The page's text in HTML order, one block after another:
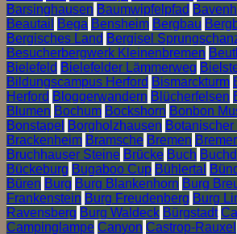
Barsinghausen Baumwipfelpfad
Beautail
Bega Bensheim Bergbau
Bergisches Land Bergisel
Besucherbergwerk Kleinenbremen
Bielefeld Bielefelder Lämmerweg
Bildungscampus Herford Bismarckturm
Herford Bloggerwandern Blücherfelsen
Blumen Bochum Bockshorn Bonbon
Bonstapel Borgholzhausen Botanischer
Brackenheim Bramsche Bremen
Bruchhauser Steine Brücke Buch
Bückeburg Bugaboo Cup Bühlertal
Büren Burg Burg Blankenhorn Burg
Frankenstein Burg Freudenberg Burg
Ravensberg Burg Waldeck Bürgstadt
Campinglampe Canyon Castrop-Rauxel